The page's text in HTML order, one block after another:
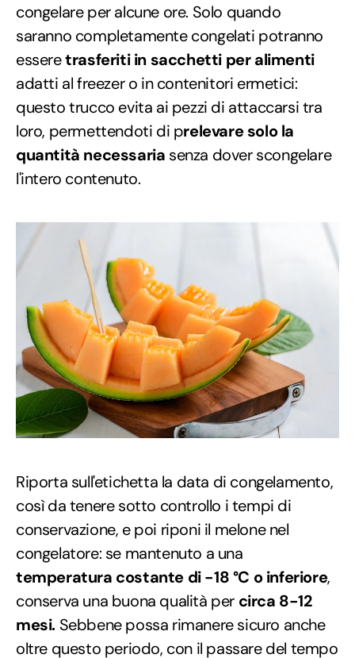
congelare per alcune ore. Solo quando
saranno completamente congelati potranno
esseretrasferiti in sacchetti per alimenti
adatti al freezer o in contenitori ermetici:
questo trucco evita ai pezzi di attaccarsi tra
loro, permettendoti di prelevare solo la
quantità necessaria senza dover scongelare
l'intero contenuto.
Riporta sull'etichetta la data di congelamento,
così da tenere sotto controllo i tempi di
conservazione, e poi riponi il melone nel
congelatore: se mantenuto a una
temperatura costante di -18 °C o inferiore,
conserva una buona qualità per circa 8-12
mesi. Sebbene possa rimanere sicuro anche
oltre questo periodo, con il passare del tempo